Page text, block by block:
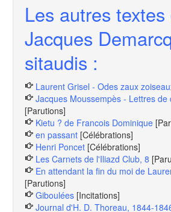
Les autres textes
Jacques
sitaudis :
Laurent Grisel - Odes zaux
Jacques Moussempès - Lettres de
[Parutions]
Kietu ? de Francois Dominique
en passant [Célébrations]
Henri Poncet [Célébrations]
Les Carnets de l'Iliazd Club, 8
En attendant la fin du moi de
[Parutions]
Giboulées [Incitations]
Journal d'H. D. Thoreau, 1844-